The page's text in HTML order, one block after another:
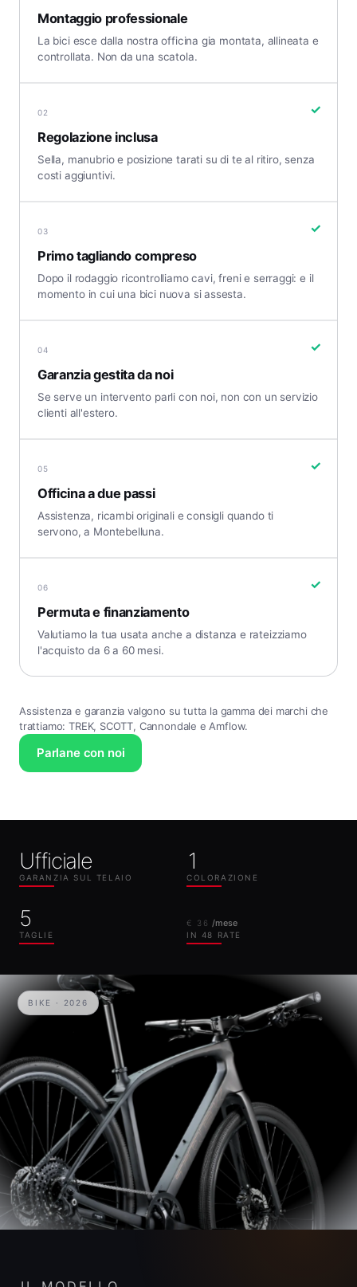
Montaggio professionale
La bici esce dalla nostra officina gia montata, allineata e
controllata. Non da una scatola.
✓
02
Regolazione inclusa
Sella, manubrio e posizione tarati su di te al ritiro, senza
costi aggiuntivi.
✓
03
Primo tagliando compreso
Dopo il rodaggio ricontrolliamo cavi, freni e serraggi: e il
momento in cui una bici nuova si assesta.
✓
04
Garanzia gestita da noi
Se serve un intervento parli con noi, non con un servizio
clienti all'estero.
✓
05
Officina a due passi
Assistenza, ricambi originali e consigli quando ti
servono, a Montebelluna.
✓
06
Permuta e finanziamento
Valutiamo la tua usata anche a distanza e rateizziamo
l'acquisto da 6 a 60 mesi.
Assistenza e garanzia valgono su tutta la gamma dei marchi che
trattiamo: TREK, SCOTT, Cannondale e Amflow.
Parlane con noi
Ufficiale
GARANZIA SUL TELAIO
1
COLORAZIONE
5
TAGLIE
€ 36 /mese
IN 48 RATE
BIKE · 2026